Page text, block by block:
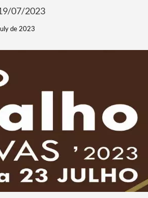
07/2023
de 2023